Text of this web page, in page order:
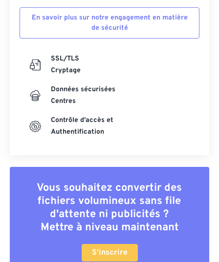
En savoir plus sur notre engagement en matière
de sécurité
SSL/TLS
Cryptage
Données sécurisées
Centres
Contrôle d'accès et
Authentification
Vous souhaitez convertir des
fichiers volumineux sans file
d'attente ni publicités ?
Mettre à niveau maintenant
S'inscrire